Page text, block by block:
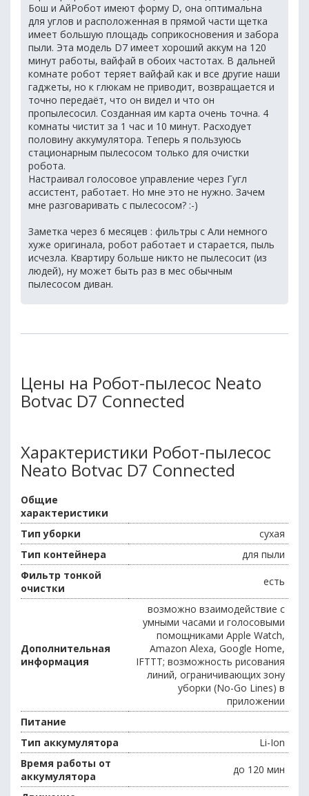
Бош и АйРобот имеют форму D, она оптимальна
для углов и расположенная в прямой части щетка
имеет большую площадь соприкосновения и забора
пыли. Эта модель D7 имеет хороший аккум на 120
минут работы, вайфай в обоих частотах. В дальней
комнате робот теряет вайфай как и все другие наши
гаджеты, но к глюкам не приводит, возвращается и
точно передаёт, что он видел и что он
пропылесосил. Созданная им карта очень точна. 4
комнаты чистит за 1 час и 10 минут. Расходует
половину аккумулятора. Теперь я пользуюсь
стационарным пылесосом только для очистки
робота.
Настраивал голосовое управление через Гугл
ассистент, работает. Но мне это не нужно. Зачем
мне разговаривать с пылесосом? :-)
Заметка через 6 месяцев : фильтры с Али немного
хуже оригинала, робот работает и старается, пыль
исчезла. Квартиру больше никто не пылесосит (из
людей), ну может быть раз в мес обычным
пылесосом диван.
Цены на Робот-пылесос Neato
Botvac D7 Connected
Характеристики Робот-пылесос
Neato Botvac D7 Connected
Общие
характеристики
Тип уборки
сухая
Тип контейнера
для пыли
Фильтр тонкой
очистки
есть
Дополнительная
информация
возможно взаимодействие с
умными часами и голосовыми
помощниками Apple Watch,
Amazon Alexa, Google Home,
IFTTT; возможность рисования
линий, ограничивающих зону
уборки (No-Go Lines) в
приложении
Питание
Тип аккумулятора
Li-Ion
Время работы от
аккумулятора
до 120 мин